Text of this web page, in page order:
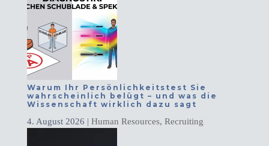
Warum Ihr Persönlichkeitstest Sie
wahrscheinlich belügt – und was die
Wissenschaft wirklich dazu sagt
4. August 2026 | Human Resources, Recruiting